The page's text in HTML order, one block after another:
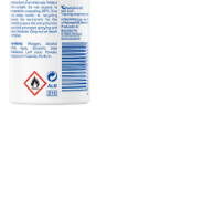
une
brevetée
Il permet de